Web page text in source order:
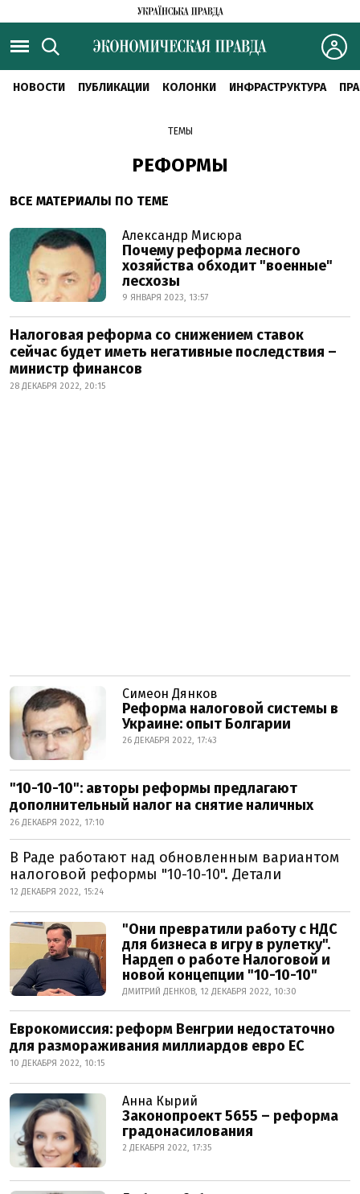
НОВОСТИ ПУБЛИКАЦИИ КОЛОНКИ ИНФРАСТРУКТУРА
ТЕМЫ
РЕФОРМЫ
ВСЕ МАТЕРИАЛЫ ПО ТЕМЕ
Александр Мисюра
Почему реформа лесного
хозяйства обходит "военные"
лесхозы
9 ЯНВАРЯ 2023, 13:57
Налоговая реформа со снижением ставок
сейчас будет иметь негативные последствия –
министр финансов
28 ДЕКАБРЯ 2022, 20:15
Симеон Дянков
Реформа налоговой системы в
Украине: опыт Болгарии
26 ДЕКАБРЯ 2022, 17:43
"10-10-10": авторы реформы предлагают
дополнительный налог на снятие наличных
26 ДЕКАБРЯ 2022, 17:10
В Раде работают над обновленным вариантом
налоговой реформы "10-10-10". Детали
12 ДЕКАБРЯ 2022, 15:24
"Они превратили работу с НДС
для бизнеса в игру в рулетку".
Нардеп о работе Налоговой и
новой концепции "10-10-10"
ДМИТРИЙ ДЕНКОВ, 12 ДЕКАБРЯ 2022, 10:30
Еврокомиссия: реформ Венгрии недостаточно
для размораживания миллиардов евро ЕС
10 ДЕКАБРЯ 2022, 10:15
Анна Кырий
Законопроект 5655 – реформа
градонасилования
2 ДЕКАБРЯ 2022, 17:35